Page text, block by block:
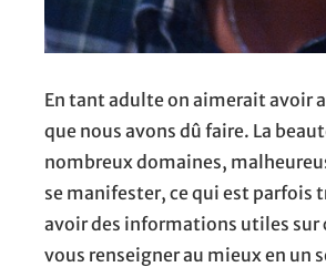
En tant adulte on aimerait avoir
que nous avons dû faire. La
nombreux domaines,
se manifester, ce qui est parfois
avoir des informations utiles sur
vous renseigner au mieux en un